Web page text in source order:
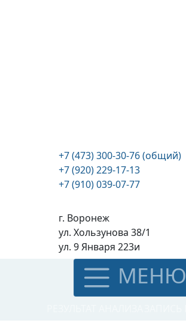
+7 (473) 300-30-76 (общий)
+7 (920) 229-17-13
+7 (910) 039-07-77
г. Воронеж
ул. Хользунова 38/1
ул. 9 Января 223и
МЕНЮ